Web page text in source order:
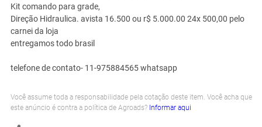
Kit comando para grade,
Direção Hidraulica. avista 16.500 ou r$ 5.000.00 24x 500,00 pelo
carnei da loja
entregamos todo brasil
telefone de contato- 11-975884565 whatsapp
Você assume toda a responsabilidade pela cotação deste item. Você acha que
este anúncio é contra a política de Agroads? Informar aqui